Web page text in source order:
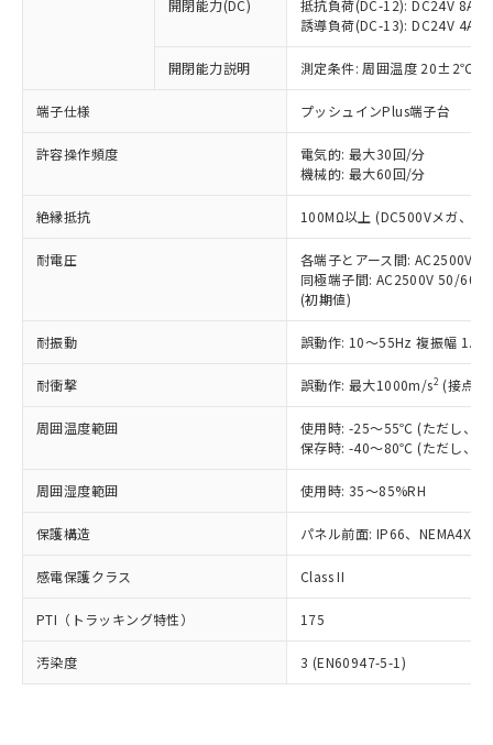
開閉能力(DC)
抵抗負荷(DC-12): DC24V 8A/
誘導負荷(DC-13): DC24V 4A/
開閉能力説明 測定条件: 周囲温度 20±2℃、
端子仕様 プッシュインPlus端子台
許容操作頻度
電気的: 最大30回/分
機械的: 最大60回/分
絶縁抵抗 100MΩ以上 (DC500Vメガ、点
耐電圧
各端子とアース間: AC2500V
同極端子間: AC2500V 50/
(初期値)
耐振動 誤動作: 10～55Hz 複振幅
耐衝撃 誤動作: 最大1000m/s2 (接点
周囲温度範囲
使用時: -25～55℃ (ただし、氷
保存時: -40～80℃ (ただし、氷
周囲湿度範囲 使用時: 35～85%RH
保護構造 パネル前面: IP66、NEMA4X,
感電保護クラス Class II
PTI（トラッキング特性） 175
汚染度 3 (EN60947-5-1)
ことをご了承ください。
在庫状況および標準価格照会結果は、
記載している更新日時点での社内デー
タに基づき作成されるものであり、閲
覧された時点での実際の在庫および標
準価格とは異なる場合があることをご
正式な納期状況および標準価格はお客
様のお取引先、またはお客様担当のオ
ムロン制御機器販売店・当社販売員に
オムロン制御機器販売店や当社販売拠
販売ネットワーク
」をご確認
在庫状況および標準価格結果を当社の
事前の承諾なく第三者に漏洩または開
示しないようお願いします。
マイパーツ機能（部品リスト作成サー
ビス）をご利用いただくには、I-Web
メンバーズにご登録されている必要が
お客様が当ウェブサイト上で当社にご
登録された部品リストについて、当社
および当社の共同利用者が、当社の製
品・サービスに関するお客様との取
引・商談に必要な範囲で利用すること
をご了承ください。
※当社の共同利用者とは、"個人情報
の「1.共同利
用者の範囲」に記載されている法人を
むを得ず変更することがあります。
*EU RoHS指令（10物質）：
鉛(Pb) 1000ppm以下、 水銀(Hg) 1000ppm以下、 カド
ミウム(Cd) 100ppm以下、
六価クロム(Cr(Ⅵ)) 1000ppm以下、ポリ臭化ビフェニル
類(PBB) 1000ppm以下、ポリ臭化ジフェニルエーテル類
(PBDE) 1000ppm以下、フタル酸ビス(2-エチルヘキシ
ル) (DEHP)(別名：DOP) 1000ppm以下、フタル酸ブチ
(DIBP) 1000ppm以下
但し、RoHS指令で産業用監視および制御機器に対する
フタル酸エステル類の４物質については閾値を超える意
図的な使用がないことを確認しています。
部品在庫の切り替え状況などにより、予定
月が前後することがあります。
※3 非含有証明書ダウンロード
下記の非含有証明書をダウンロードするこ
とができます。
EU RoHS指令（10物質）の非含有証明書
51物質の非含有証明書（当社基準）
※本証明書は発行日時点で非含有を証明す
「－」：未確認です。当社販売部門へお問
*中国RoHS10物質の基準値 (GB/T26572)：
Pb(鉛) :1000ppm、 Hg(水銀) : 1000ppm、 Cd(カドミウ
ニル類) : 1000ppm、 PBDEs(ポリ臭化ジフェニルエーテ
DBP(フタル酸ジブチル) : 1000ppm、 DIBP(フタル酸ジ
イソブチル) : 1000ppm、 BBP(フタル酸ブチルベンジ
ル) : 1000ppm、
DEHP(フタル酸ビス(2-エチルヘキシル)) : 1000ppm
「ｅ」：有害物質（10物質）のすべてが基
準値以下であることを示します。
「10」：通常の使用状況下において有害物
質が外部に漏えいし、環境に深刻な影響を
及ぼさない年数を意味します。
「－」：未確認です。当社販売部門へお問
い合わせください。
当社は、これら貴社製品のうち、外国
為替および外国貿易法に定める商品
（以下｢規制貨物等」という）を輸出
または国外への提供する場合は、日本
国政府の輸出許可(または役務取引許
可)を取得するなどの必要な手続きを
当社は規制貨物を破棄する場合は、完
全に破砕するなど、違法に輸出されな
いよう必要な手段を講じます。
当社は貴社製品を、核兵器、ミサイ
ル、化学兵器、生物兵器またはその他
武器並びにこれらの製造装置等に一切
当社は、貴社製品を第三者に販売する
場合は、上記1、2および3の内容を当
該第三者に通知します。また当社は、
販売先および販売に係わる関係者が違
法に輸出するおそれがある場合は、取
り引きをいたしません。
○ 一定数以上の在庫あり
一定数には満たないが在庫あり
在庫なし(最新の在庫状況につ
いては、お客様のお取引先、ま
たはお客様担当のオムロン制御
機器販売店・当社販売員にご確
白
受注生産機種、また在庫状況の
情報を公開していない機種